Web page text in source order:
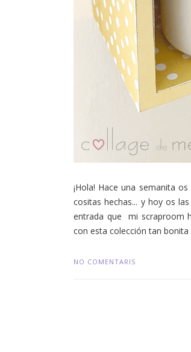
¡Hola! Hace una semanita
cositas hechas... y hoy os
entrada que mi scraproom
con esta colección tan bonita
NO COMENTARIS